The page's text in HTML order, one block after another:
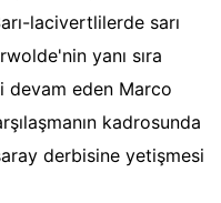
lacivertlilerde sarı
yanı sıra
devam eden Marco
kadrosunda
derbisine yetişmesi